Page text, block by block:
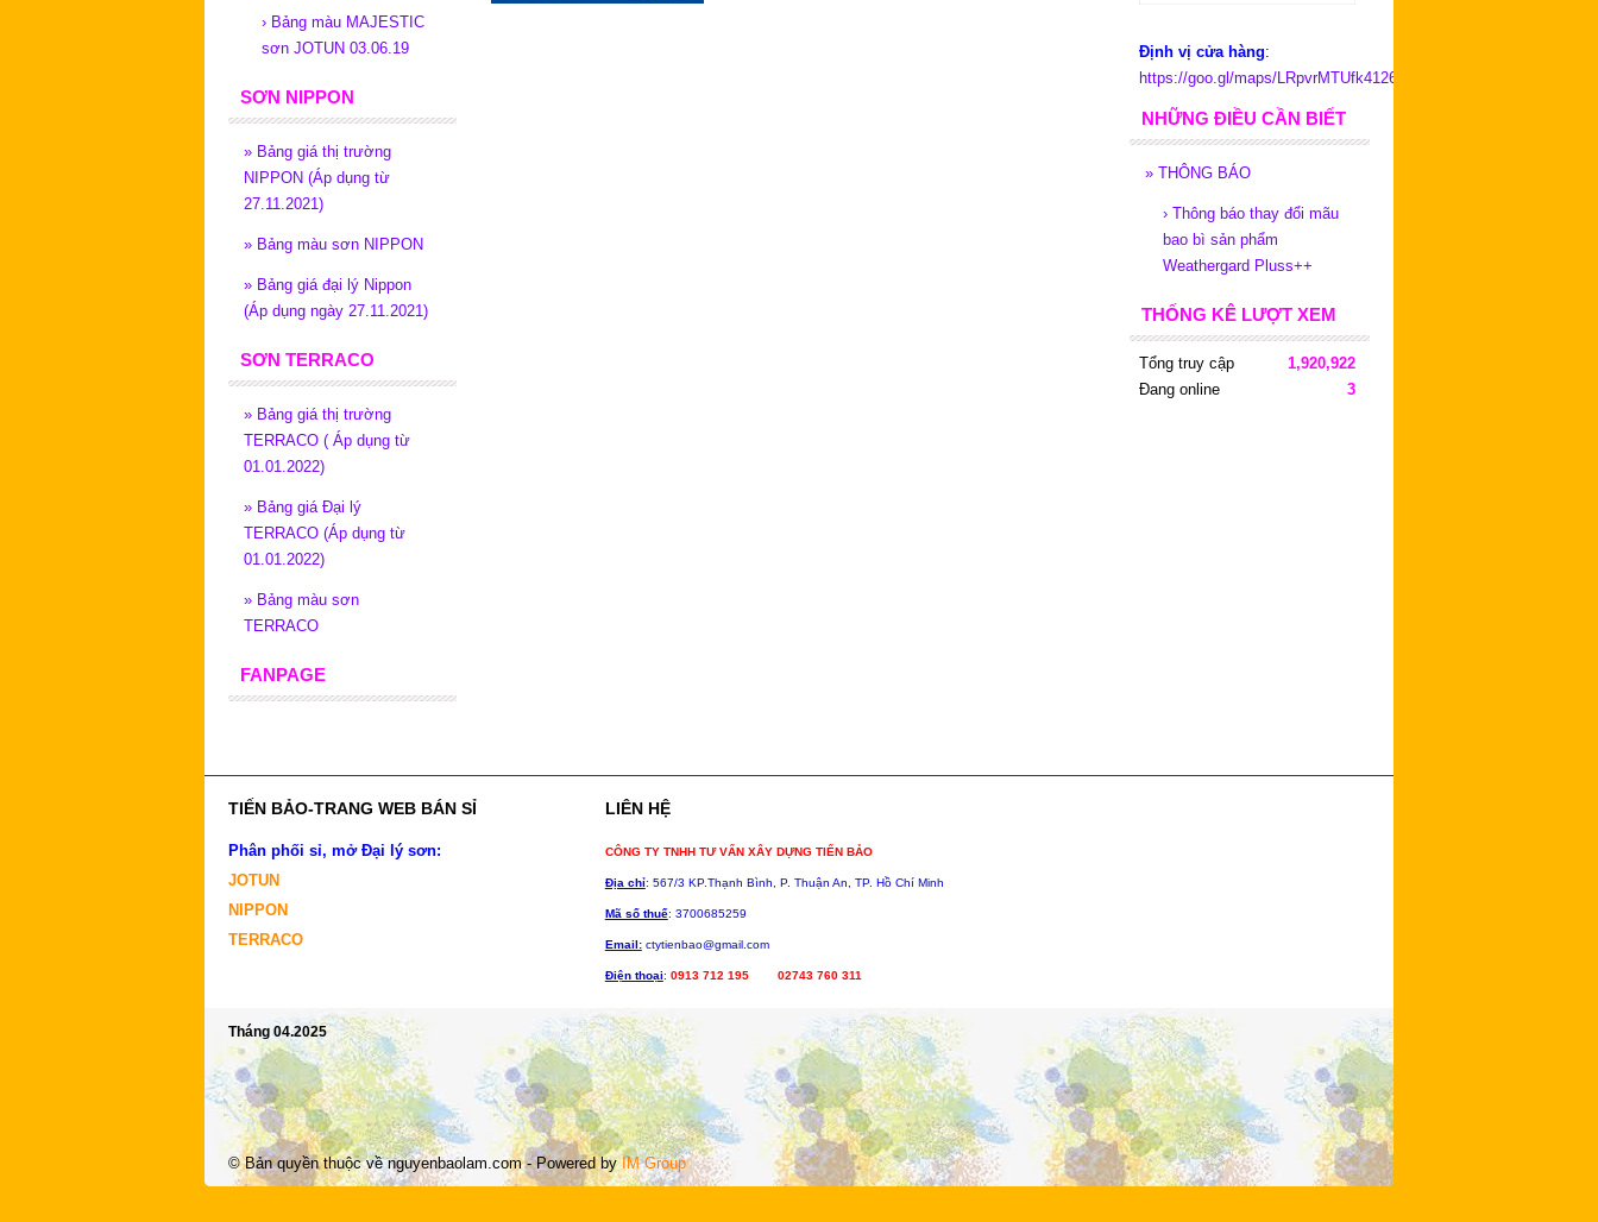
Tháng 04.2025
Định vị cửa hàng:
https://goo.gl/maps/LRpvrMTUfk4126D79
NHỮNG ĐIỀU CẦN BIẾT
» THÔNG BÁO
› Thông báo thay đổi mãu
bao bì sản phẩm
Weathergard Pluss++
THỐNG KÊ LƯỢT XEM
Tổng truy cập
1,920,922
Đang online
3
› Bảng màu MAJESTIC
sơn JOTUN 03.06.19
SƠN NIPPON
» Bảng giá thị trường
NIPPON (Áp dụng từ
27.11.2021)
» Bảng màu sơn NIPPON
» Bảng giá đại lý Nippon
(Áp dụng ngày 27.11.2021)
SƠN TERRACO
» Bảng giá thị trường
TERRACO ( Áp dụng từ
01.01.2022)
» Bảng giá Đại lý
TERRACO (Áp dụng từ
01.01.2022)
» Bảng màu sơn
TERRACO
FANPAGE
TIẾN BẢO-TRANG WEB BÁN SỈ
Phân phối sỉ, mở Đại lý sơn:
JOTUN
NIPPON
TERRACO
LIÊN HỆ
CÔNG TY TNHH TƯ VẤN XÂY DỰNG TIẾN BẢO
Địa chỉ: 567/3 KP.Thạnh Bình, P. Thuận An, TP. Hồ Chí Minh
Mã số thuế: 3700685259
Email:ctytienbao@gmail.com
Điện thoại: 0913 712 195 02743 760 311
© Bản quyền thuộc vềnguyenbaolam.com- Powered byIM Group